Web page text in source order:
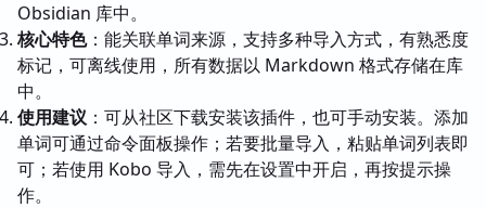
Obsidian 库中。
核心特色：能关联单词来源，支持多种导入方式，有熟悉度
标记，可离线使用，所有数据以 Markdown 格式存储在库
中。
使用建议 ：可从社区下载安装该插件，也可手动安装。添加
单词可通过命令面板操作；若要批量导入，粘贴单词列表即
可；若使用 Kobo 导入，需先在设置中开启，再按提示操
作。